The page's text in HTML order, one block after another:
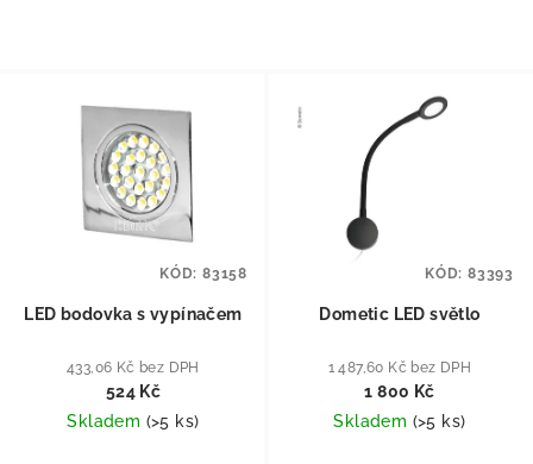
LED bodovka s vypínačem
433,06 Kč bez DPH
524 Kč
Skladem (>5 ks)
KÓD: 83158
Dometic LED světlo
1 487,60 Kč bez DPH
1 800 Kč
Skladem (>5 ks)
KÓD: 83393